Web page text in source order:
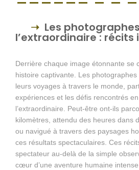
Les
l’extraordinaire : récits
Derrière chaque image étonnante se
histoire captivante. Les
leurs voyages à travers le monde,
expériences et les défis rencontrés
l’extraordinaire. Peut-être ont-ils
kilomètres, attendu des heures dans
ou navigué à travers des paysages
ces résultats spectaculaires. Ces
spectateur au-delà de la simple
cœur d’une aventure humaine